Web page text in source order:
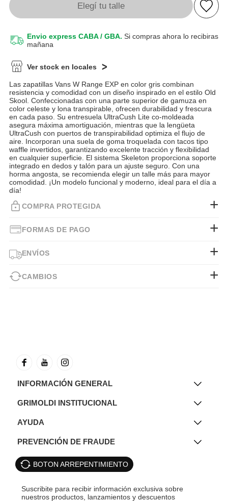
Elegí tu talle
Envio express CABA / GBA. Si compras ahora lo recibiras
mañana
Ver stock en locales
Las zapatillas Vans W Range EXP en color gris combinan
resistencia y comodidad con un diseño inspirado en el estilo Old
Skool. Confeccionadas con una parte superior de gamuza en
color celeste y lona transpirable, ofrecen durabilidad y frescura
en cada paso. Su entresuela UltraCush Lite co-moldeada
asegura máxima amortiguación, mientras que la lengüeta
UltraCush con puertos de transpirabilidad optimiza el flujo de
aire. Incorporan una suela de goma troquelada con tacos tipo
waffle invertidos, garantizando excelente tracción y flexibilidad
en cualquier superficie. El sistema Skeleton proporciona soporte
integrado en dedos y talón para un ajuste seguro. Con una
horma angosta, se recomienda elegir un talle más para mayor
comodidad. ¡Un modelo funcional y moderno, ideal para el día a
día!
COMPRA PROTEGIDA
FORMAS DE PAGO
ENVÍOS
CAMBIOS
INFORMACIÓN GENERAL
GRIMOLDI INSTITUCIONAL
AYUDA
PREVENCIÓN DE FRAUDE
BOTON ARREPENTIMIENTO